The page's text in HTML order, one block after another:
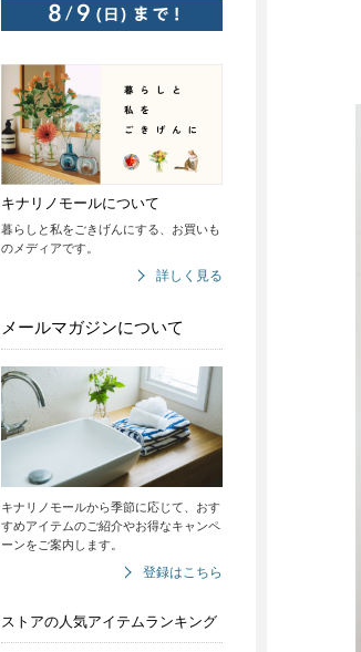
キナリノモールについて
暮らしと私をごきげんにする、お買いも
のメディアです。
詳しく見る
メールマガジンについて
キナリノモールから季節に応じて、おす
すめアイテムのご紹介やお得なキャンペ
ーンをご案内します。
登録はこちら
ストアの人気アイテムランキング